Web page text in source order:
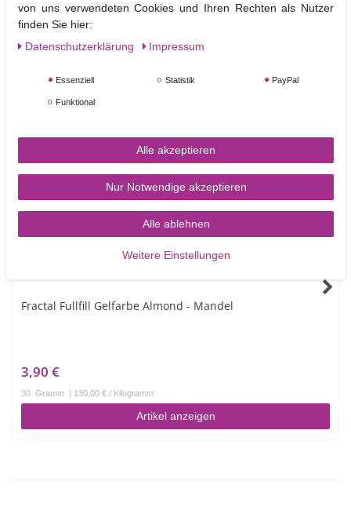
0 kj / 0
0g
Ähnliche Artikel
Fractal Fullfill Gelfarbe Almond - Mandel
3,90 €
30 Gramm | 130,00 € / Kilogramm
Artikel anzeigen
von uns verwendeten Cookies und Ihren Rechten als Nutzer
finden Sie hier:
Daten­schutz­erklärung
Impressum
Essenziell Statistik PayPal
Funktional
Alle akzeptieren
Nur Notwendige akzeptieren
Alle ablehnen
Weitere Einstellungen